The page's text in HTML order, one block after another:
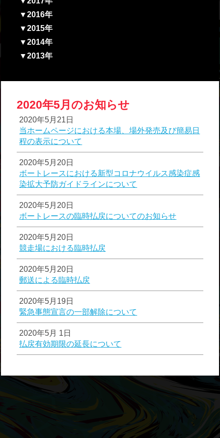
▼2016年
▼2015年
▼2014年
▼2013年
2020年5月のお知らせ
2020年5月21日
当ホームページにおける本場、場外発売及び簡易日
程の表示について
2020年5月20日
ボートレースにおける新型コロナウイルス感染症感
染拡大予防ガイドラインについて
2020年5月20日
ボートレースの臨時払戻についてのお知らせ
2020年5月20日
競走場における臨時払戻
2020年5月20日
郵送による臨時払戻
2020年5月19日
緊急事態宣言の一部解除について
2020年5月 1日
払戻有効期限の延長について